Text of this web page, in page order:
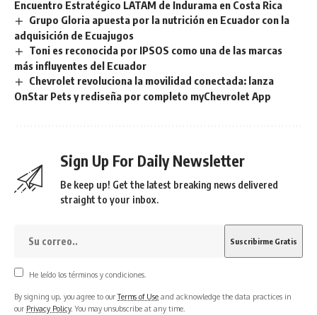
Encuentro Estratégico LATAM de Indurama en Costa Rica
Grupo Gloria apuesta por la nutrición en Ecuador con la
adquisición de Ecuajugos
Toni es reconocida por IPSOS como una de las marcas
más influyentes del Ecuador
Chevrolet revoluciona la movilidad conectada: lanza
OnStar Pets y rediseña por completo myChevrolet App
Sign Up For Daily Newsletter
Be keep up! Get the latest breaking news delivered
straight to your inbox.
He leído los términos y condiciones.
By signing up, you agree to ourTerms of Use and acknowledge the data practices in
our Privacy Policy. You may unsubscribe at any time.